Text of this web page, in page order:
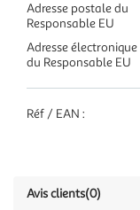
Adresse postale du
Responsable EU
Adresse électronique
du Responsable EU
Réf / EAN :
Avis clients(0)